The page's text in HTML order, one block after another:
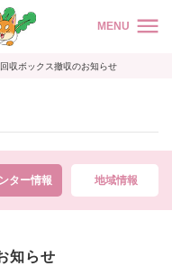
MENU
収ボックス撤収のお知らせ
ター情報 地域情報
知らせ